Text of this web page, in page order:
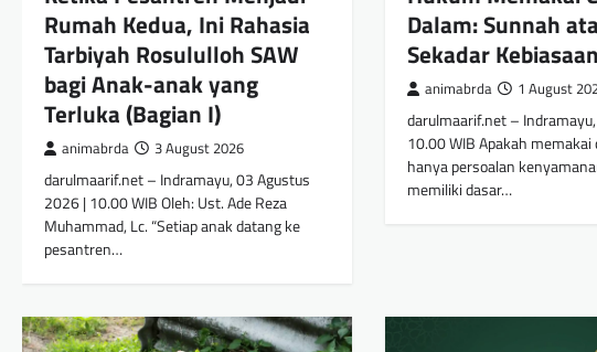
Rumah Kedua, Ini Rahasia
Tarbiyah Rosululloh SAW
bagi Anak-anak yang
Terluka (Bagian I)
animabrda 3 August 2026
darulmaarif.net – Indramayu, 03 Agustus
2026 | 10.00 WIB Oleh: Ust. Ade Reza
Muhammad, Lc. “Setiap anak datang ke
pesantren…
Dalam: Sunnah
Sekadar
animabrda 1 August
darulmaarif.net –
10.00 WIB Apakah memakai
hanya persoalan
memiliki dasar…